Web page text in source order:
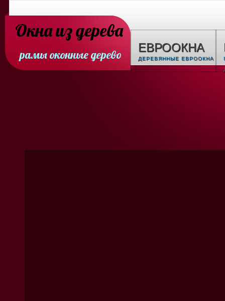
Окна из дерева
рамы оконные дерево
ЕВРООКНА
ДЕРЕВЯННЫЕ ЕВРООКНА